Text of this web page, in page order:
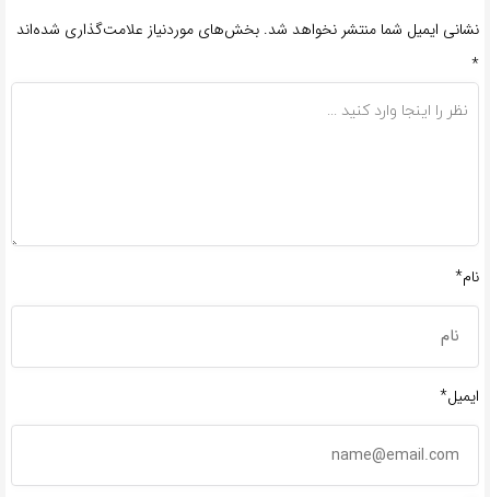
نشانی ایمیل شما منتشر نخواهد شد. بخش‌های موردنیاز علامت‌گذاری شده‌اند
*
نام*
ایمیل*